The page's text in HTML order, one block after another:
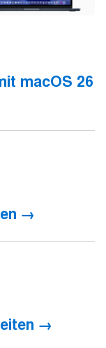
macOS 26